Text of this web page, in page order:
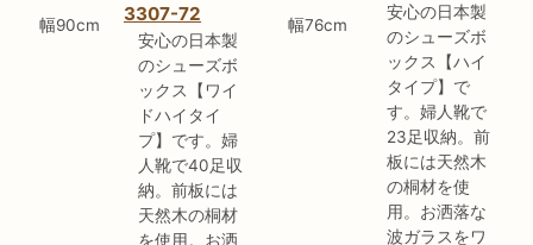
幅90cm
3307-72
安心の日本製
のシューズボ
ックス【ワイ
ドハイタイ
プ】です。婦
人靴で40足収
納。前板には
天然木の桐材
を使用。お洒
幅76cm
安心の日本製
のシューズボ
ックス【ハイ
タイプ】で
す。婦人靴で
23足収納。前
板には天然木
の桐材を使
用。お洒落な
波ガラスをワ